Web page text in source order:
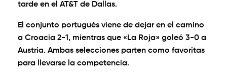
tarde en el AT&T de Dallas.
El conjunto portugués viene de dejar en el camino
a Croacia 2-1, mientras que «La Roja» goleó 3-0 a
Austria. Ambas selecciones parten como favoritas
para llevarse la competencia.